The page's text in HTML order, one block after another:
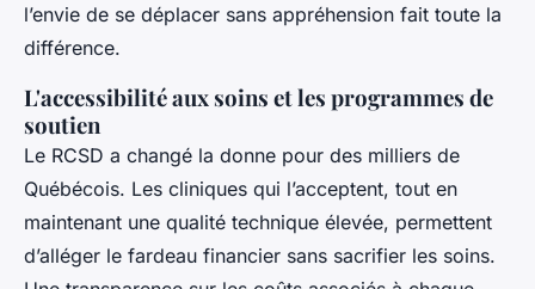
l’envie de se déplacer sans appréhension fait toute la
différence.
L'accessibilité aux soins et les programmes de
soutien
Le RCSD a changé la donne pour des milliers de
Québécois. Les cliniques qui l’acceptent, tout en
maintenant une qualité technique élevée, permettent
d’alléger le fardeau financier sans sacrifier les soins.